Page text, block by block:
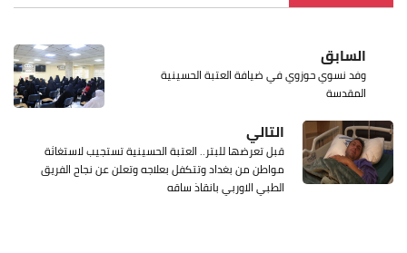
السابق
وفد نسوي حوزوي في ضيافة العتبة الحسينية
المقدسة
التالي
قبل تعرضها للبتر.. العتبة الحسينية تستجيب لاستغاثة
مواطن من بغداد وتتكفل بعلاجه وتعلن عن نجاح الفريق
الطبي الاوربي بانقاذ ساقه